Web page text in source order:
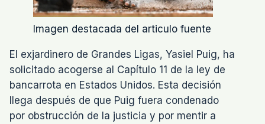
Imagen destacada del articulo fuente
El exjardinero de Grandes Ligas, Yasiel Puig, ha
solicitado acogerse al Capítulo 11 de la ley de
bancarrota en Estados Unidos. Esta decisión
llega después de que Puig fuera condenado
por obstrucción de la justicia y por mentir a